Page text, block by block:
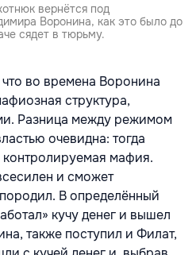
вернётся под
Воронина, как это было до
сядет в тюрьму.
во времена Воронина
структура,
Разница между режимом
очевидна: тогда
контролируемая мафия.
и сможет
В определённый
кучу денег и вышел
также поступил и Филат,